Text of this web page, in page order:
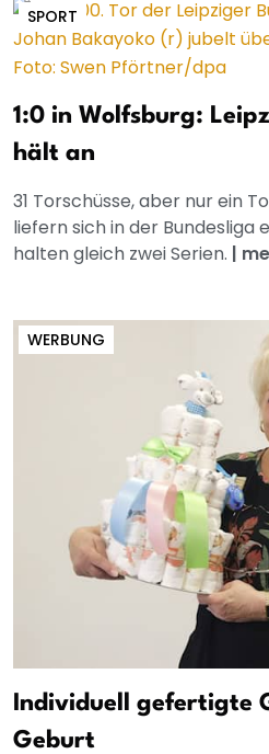
SPORT
1:0 in Wolfsburg:
hält an
31 Torschüsse, aber nur ein
liefern sich in der Bundesliga
halten gleich zwei Serien. |
WERBUNG
Individuell gefertigte
Geburt